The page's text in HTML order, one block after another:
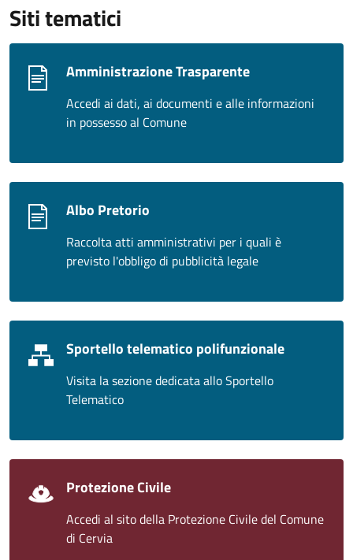
Siti tematici
Amministrazione Trasparente
Accedi ai dati, ai documenti e alle informazioni
in possesso al Comune
Albo Pretorio
Raccolta atti amministrativi per i quali è
previsto l'obbligo di pubblicità legale
Sportello telematico polifunzionale
Visita la sezione dedicata allo Sportello
Telematico
Protezione Civile
Accedi al sito della Protezione Civile del Comune
di Cervia